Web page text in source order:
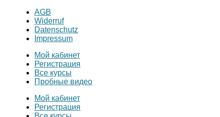
AGB
Widerruf
Datenschutz
Impressum
Мой кабинет
Регистрация
Все курсы
Пробные видео
Мой кабинет
Регистрация